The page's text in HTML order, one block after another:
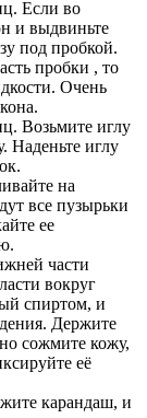
Если во
и выдвиньте
под пробкой.
пробки , то
Очень
Возьмите иглу
Наденьте иглу
на
все пузырьки
ее
части
вокруг
спиртом, и
Держите
сожмите кожу,
её
карандаш, и